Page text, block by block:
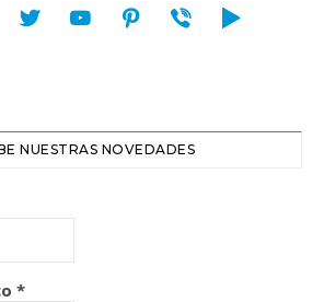
twitteryoutubepinterest
viber play
NUESTRAS NOVEDADES
*